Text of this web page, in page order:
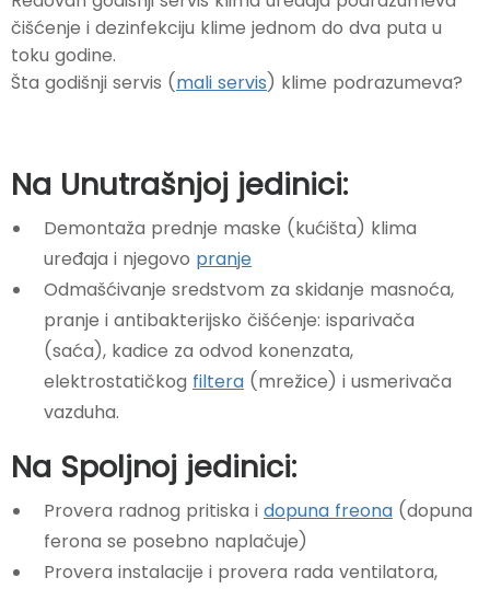
čišćenje i dezinfekciju klime jednom do dva puta u
toku godine.
Šta godišnji servis (mali servis) klime podrazumeva?
Na Unutrašnjoj jedinici:
Demontaža prednje maske (kućišta) klima
uređaja i njegovo pranje
Odmašćivanje sredstvom za skidanje masnoća,
pranje i antibakterijsko čišćenje: isparivača
(saća), kadice za odvod konenzata,
elektrostatičkog filtera (mrežice) i usmerivača
vazduha.
Na Spoljnoj jedinici:
Provera radnog pritiska i dopuna freona (dopuna
ferona se posebno naplačuje)
Provera instalacije i provera rada ventilatora,